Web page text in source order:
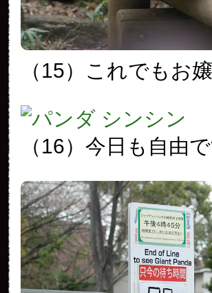
（15）これでもお
（16）今日も自由